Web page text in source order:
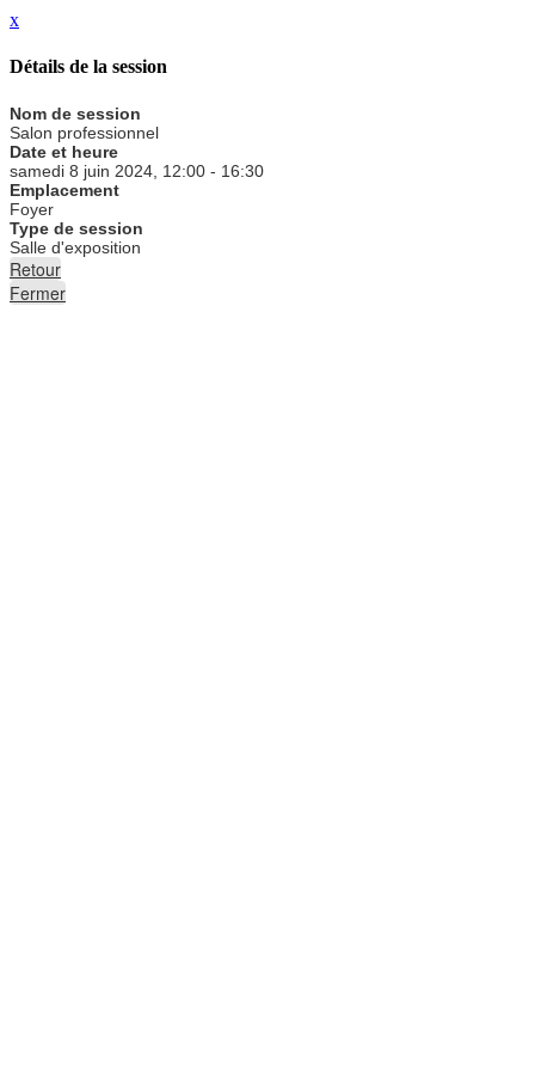
x
Détails de la session
Nom de session
Salon professionnel
Date et heure
samedi 8 juin 2024, 12:00 - 16:30
Emplacement
Foyer
Type de session
Salle d'exposition
Retour
Fermer